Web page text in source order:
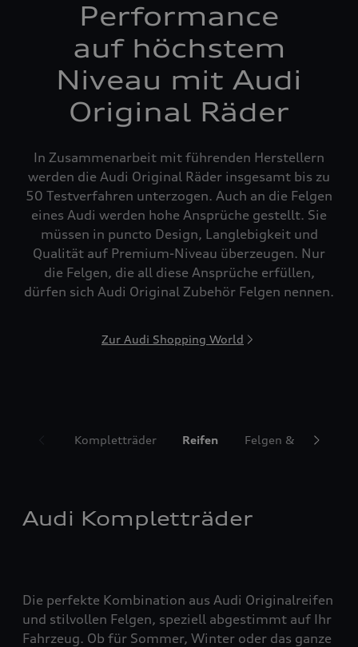
Performance
auf höchstem
Niveau mit Audi
Original Räder
In Zusammenarbeit mit führenden Herstellern
werden die Audi Original Räder insgesamt bis zu
50 Testverfahren unterzogen. Auch an die Felgen
eines Audi werden hohe Ansprüche gestellt. Sie
müssen in puncto Design, Langlebigkeit und
Qualität auf Premium-Niveau überzeugen. Nur
die Felgen, die all diese Ansprüche erfüllen,
dürfen sich Audi Original Zubehör Felgen nennen.
Zur Audi Shopping World
Kompletträder Reifen Felgen &
Audi Kompletträder
Die perfekte Kombination aus Audi Originalreifen
und stilvollen Felgen, speziell abgestimmt auf Ihr
Fahrzeug. Ob für Sommer, Winter oder das ganze